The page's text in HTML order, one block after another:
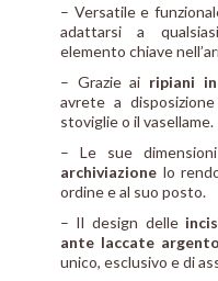
– Versatile e
adattarsi a
elemento chiave
– Grazie ai ripiani
avrete a disposizione
stoviglie o il vasellame.
– Le sue
archiviazionelo
ordine e al suo posto.
– Il design delle
ante laccate argento
unico, esclusivo e di